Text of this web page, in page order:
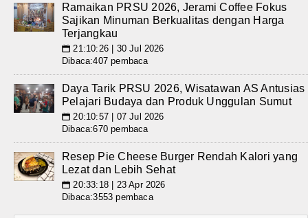
Ramaikan PRSU 2026, Jerami Coffee Fokus
Sajikan Minuman Berkualitas dengan Harga
Terjangkau
📅 21:10:26 | 30 Jul 2026
Dibaca:407 pembaca
Daya Tarik PRSU 2026, Wisatawan AS Antusias
Pelajari Budaya dan Produk Unggulan Sumut
📅 20:10:57 | 07 Jul 2026
Dibaca:670 pembaca
Resep Pie Cheese Burger Rendah Kalori yang
Lezat dan Lebih Sehat
📅 20:33:18 | 23 Apr 2026
Dibaca:3553 pembaca